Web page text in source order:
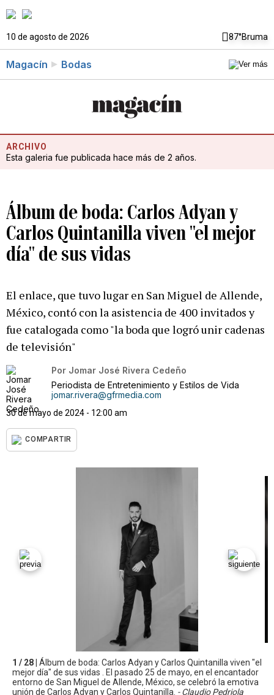
10 de agosto de 2026 87°Bruma
Magacín Bodas
ARCHIVO
Esta galeria fue publicada hace más de 2 años.
Álbum de boda: Carlos Adyan y
Carlos Quintanilla viven "el mejor
día" de sus vidas
El enlace, que tuvo lugar en San Miguel de Allende,
México, contó con la asistencia de 400 invitados y
fue catalogada como "la boda que logró unir cadenas
de televisión"
Por Jomar José Rivera Cedeño
Periodista de Entretenimiento y Estilos de Vida
jomar.rivera@gfrmedia.com
30 de mayo de 2024 - 12:00 am
COMPARTIR
1 / 28 | Álbum de boda: Carlos Adyan y Carlos Quintanilla viven "el
mejor día" de sus vidas . El pasado 25 de mayo, en el encantador
entorno de San Miguel de Allende, México, se celebró la emotiva
unión de Carlos Adyan y Carlos Quintanilla. - Claudio Pedriola